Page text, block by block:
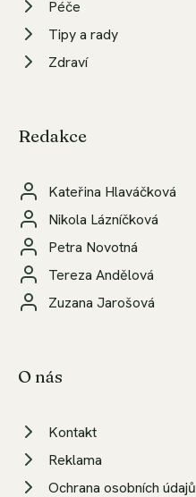
Péče
Tipy a rady
Zdraví
Redakce
Kateřina Hlaváčková
Nikola Lázníčková
Petra Novotná
Tereza Andělová
Zuzana Jarošová
O nás
Kontakt
Reklama
Ochrana osobních údajů